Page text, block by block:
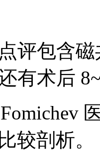
评包含
有术后
较剖析。